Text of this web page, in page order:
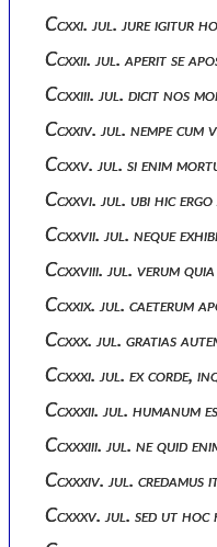
Ccxxi. jul. jure igitur
Ccxxii. jul. aperit se
Ccxxiii. jul. dicit nos
Ccxxiv. jul. nempe
Ccxxv. jul. si enim
Ccxxvi. jul. ubi hic
Ccxxvii. jul. neque
Ccxxviii. jul. verum
Ccxxix. jul. caeterum
Ccxxx. jul. gratias
Ccxxxi. jul. ex corde,
Ccxxxii. jul. humanum
Ccxxxiii. jul. ne quid
Ccxxxiv. jul.
Ccxxxv. jul. sed ut